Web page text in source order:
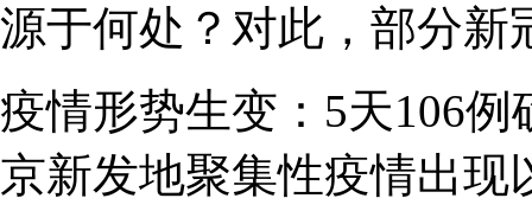
源于何处？对此，部分新
疫情形势生变：5天106
京新发地聚集性疫情出现